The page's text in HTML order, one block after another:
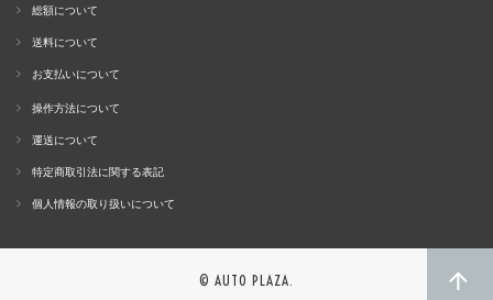
総額について
送料について
お支払いについて
操作方法について
運送について
特定商取引法に関する表記
個人情報の取り扱いについて
© AUTO PLAZA.